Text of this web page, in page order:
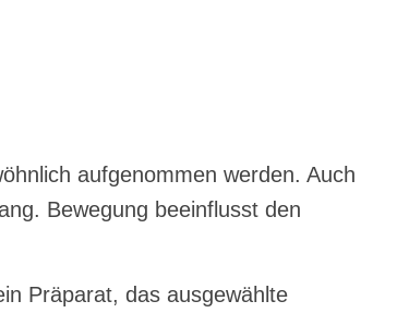
aufgenommen werden. Auch
Bewegung beeinflusst den
Präparat, das ausgewählte